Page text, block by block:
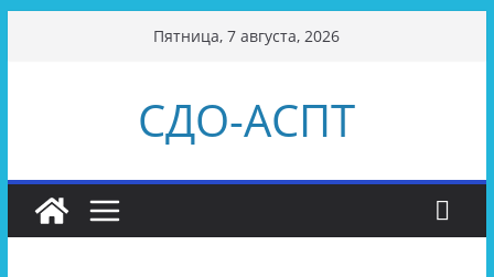
Пятница, 7 августа, 2026
СДО-АСПТ